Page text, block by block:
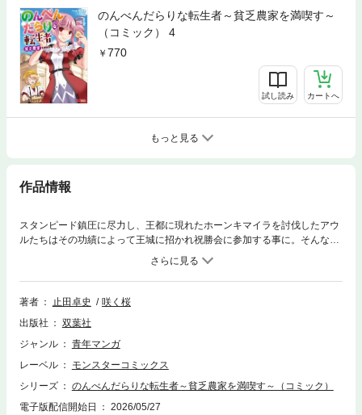
のんべんだらりな転生者～貧乏農家を満喫す～
（コミック） 4
770
試し読み カートへ
もっと見る
作品情報
スタンピード鎮圧に尽力し、王都に現れたホーンキマイラを討伐したアウ
ルたちはその功績によって王城に招かれ祝勝会に参加する事に。そんな
中、騒動の黒幕に繋がる重要人物であるフィレル伯爵が獄中で謎の死を遂
げる…。真の黒幕を追うアウルの前に以前オーネン村で戦った執事が、命
と引き換えに強大な力を引き出す「狂神水」を飲んで立ちはだかる…!!陰
謀を裏で操作していた意外な人物とは…？アウルは王都に迫る危機を食い
著者 止田卓史
咲く桜
出版社
双葉社
ジャンル
青年マンガ
レーベル
モンスターコミックス
シリーズ
のんべんだらりな転生者～貧乏農家を満喫す～（コミック）
電子版配信開始日
2026/05/27